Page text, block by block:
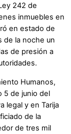
242 de
inmuebles en
en estado de
de la noche un
de presión a
Humanos,
5 de junio del
legal y en Tarija
de la
de tres mil